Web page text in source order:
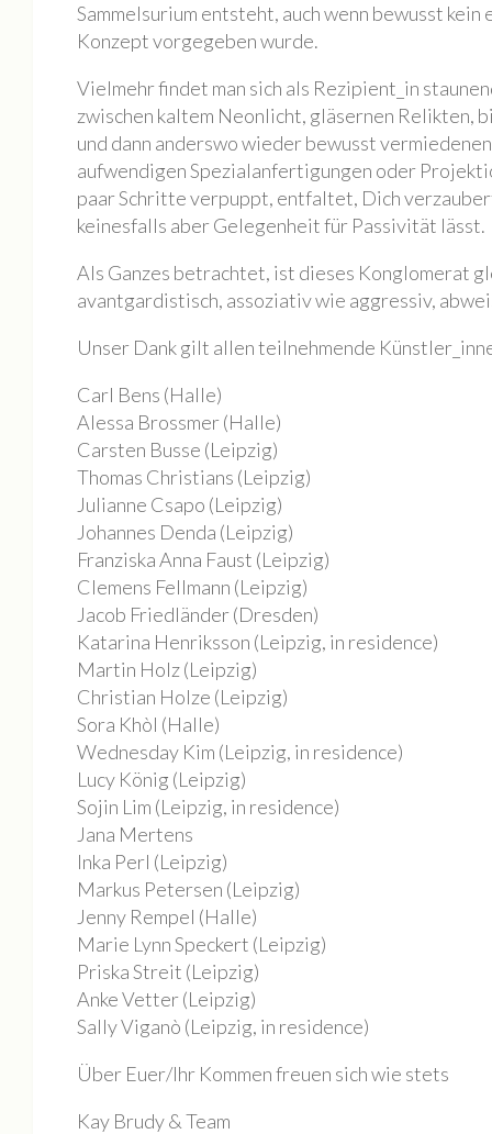
Ausstellung „Blue Quarantine Station IV“
Bildauswahl 2019
Offene Ateliers 2019
Sommerfest Am Brunnen 2019
Vernissage Joachim R. Niggemeyer / Enno Folkerts
Bildauswahl 2018
6. MONOPOL-TURNIER BOULE
Offene Ateliers 2018
Bildauswahl 2017
3. Monopol-Turnier Boule
AtelierKonzert mit Heiko Plank
2. Monopol-Turnier Boule
Open Monopol III
Open Monopol II
OPEN MONOPOL I
1. Monopol-Turnier Boule
Bildauswahl 2015
24-Stunden-Ausstellung
Offene Ateliers ’15
KUNST:offen ’15
Tag der Industriekultur ’15
Sommerfest ’15
Bildauswahl 2014
Tag der Industriekultur ’14
Kontakt
Sammelsurium entsteht, auch wenn bewusst kein
Konzept vorgegeben wurde.
Vielmehr findet man sich als Rezipient_in
zwischen kaltem Neonlicht, gläsernen Relikten,
und dann anderswo wieder bewusst
aufwendigen Spezialanfertigungen oder
paar Schritte verpuppt, entfaltet, Dich
keinesfalls aber Gelegenheit für Passivität lässt.
Als Ganzes betrachtet, ist dieses Konglomerat
avantgardistisch, assoziativ wie aggressiv,
Unser Dank gilt allen teilnehmende
Carl Bens (Halle)
Alessa Brossmer (Halle)
Carsten Busse (Leipzig)
Thomas Christians (Leipzig)
Julianne Csapo (Leipzig)
Johannes Denda (Leipzig)
Franziska Anna Faust (Leipzig)
Clemens Fellmann (Leipzig)
Jacob Friedländer (Dresden)
Katarina Henriksson (Leipzig, in residence)
Martin Holz (Leipzig)
Christian Holze (Leipzig)
Sora Khòl (Halle)
Wednesday Kim (Leipzig, in residence)
Lucy König (Leipzig)
Sojin Lim (Leipzig, in residence)
Jana Mertens
Inka Perl (Leipzig)
Markus Petersen (Leipzig)
Jenny Rempel (Halle)
Marie Lynn Speckert (Leipzig)
Priska Streit (Leipzig)
Anke Vetter (Leipzig)
Sally Viganò (Leipzig, in residence)
Über Euer/Ihr Kommen freuen sich wie stets
Kay Brudy & Team